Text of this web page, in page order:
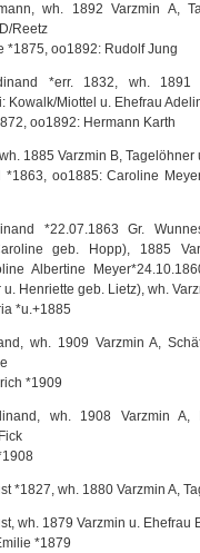
wh. 1892 Varzmin A,
Reetz
*1875, oo1892: Rudolf Jung
*err. 1832, wh. 1891
Kowalk/Miottel u. Ehefrau
oo1892: Hermann Karth
1885 Varzmin B,
*1863, oo1885: Caroline
*22.07.1863 Gr.
geb. Hopp), 1885
Albertine
Henriette geb. Lietz), wh.
*u.+1885
wh. 1909 Varzmin A,
*1909
wh. 1908 Varzmin A,
*1827, wh. 1880 Varzmin A,
wh. 1879 Varzmin u. Ehefrau
*1879